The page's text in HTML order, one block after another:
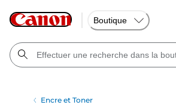
Boutique
Encre et Toner